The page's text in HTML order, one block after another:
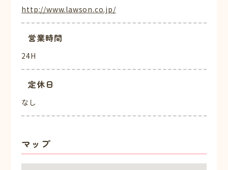
http://www.lawson.co.jp/
営業時間
24H
定休日
なし
マップ